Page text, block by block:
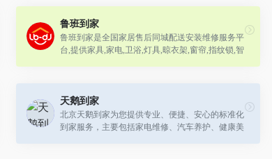
鲁班到家
鲁班到家是全国家居售后同城配送安装维修服务平
台,提供家具,家电,卫浴,灯具,晾衣架,窗帘,指纹锁,智
天鹅到家
北京天鹅到家为您提供专业、便捷、安心的标准化
到家服务，主要包括家电维修、汽车养护、健康美